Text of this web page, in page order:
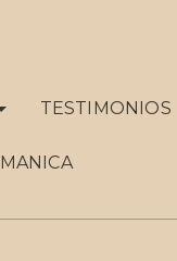
TESTIMONIOS